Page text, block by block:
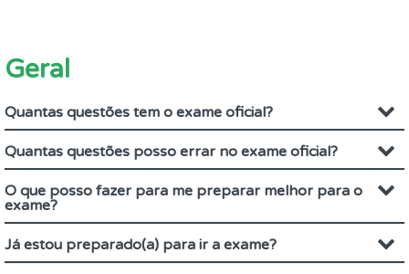
Geral
Quantas questões tem o exame oficial?
Quantas questões posso errar no exame oficial?
O que posso fazer para me preparar melhor para o
exame?
Já estou preparado(a) para ir a exame?